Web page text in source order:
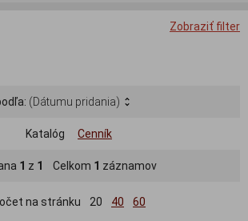
Zobraziť filter
(Dátumu pridania)
Katalóg Cenník
1 z 1 Celkom 1 záznamov
na stránku 20 40 60